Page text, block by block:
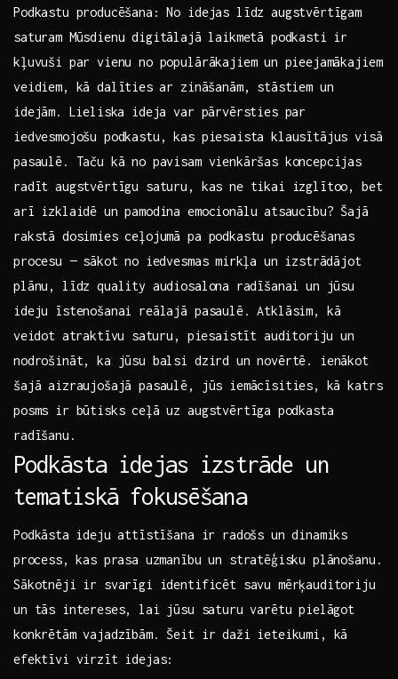
Podkastu producēšana: No idejas līdz augstvērtīgam‌
saturam Mūsdienu ​digitālajā⁤ laikmetā podkasti⁢ ir
kļuvuši par vienu no populārākajiem⁢ un pieejamākajiem
veidiem, kā dalīties⁣ ar zināšanām, stāstiem ​un
idejām. ⁣Lieliska ideja var ‌pārvērsties par
iedvesmojošu podkastu, kas piesaista klausītājus ​visā
‍pasaulē. Taču kā no pavisam vienkāršas koncepcijas⁢
radīt augstvērtīgu‌ saturu, kas ne tikai izglītoo, bet
arī izklaidē un pamodina emocionālu ⁢atsaucību? Šajā⁣
rakstā dosimies ceļojumā​ pa podkastu producēšanas‌
procesu‍ —⁢ sākot no iedvesmas ⁤mirkļa un izstrādājot
plānu, līdz quality audiosalona ⁤radīšanai un jūsu
ideju īstenošanai reālajā​ pasaulē. ‌Atklāsim,‍ kā
⁣veidot atraktīvu ⁤saturu, piesaistīt‌ auditoriju un
nodrošināt, ka jūsu balsi dzird un novērtē. ienākot
šajā aizraujošajā pasaulē, ‍jūs iemācīsities, ⁣kā katrs
‌posms ‌ir būtisks ceļā uz augstvērtīga ⁢podkasta⁢
radīšanu.
Podkāsta idejas ‌izstrāde ‌un
tematiskā​ fokusēšana
Podkāsta ⁢ideju attīstīšana ir radošs un dinamiks
⁤process, kas prasa uzmanību un stratēģisku plānošanu.
Sākotnēji ir svarīgi identificēt savu mērķauditoriju
un tās ​intereses, lai jūsu⁣ saturu varētu pielāgot⁣
konkrētām ‍vajadzībām.​ Šeit ir daži ieteikumi, ‍kā
efektīvi virzīt ‌idejas: